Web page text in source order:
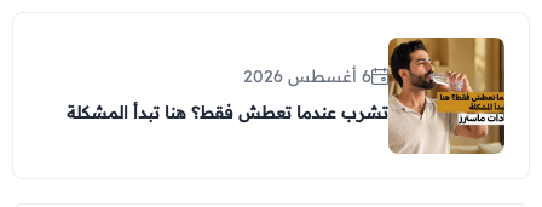
6 أغسطس 2026
تشرب عندما تعطش فقط؟ هنا تبدأ المشكلة